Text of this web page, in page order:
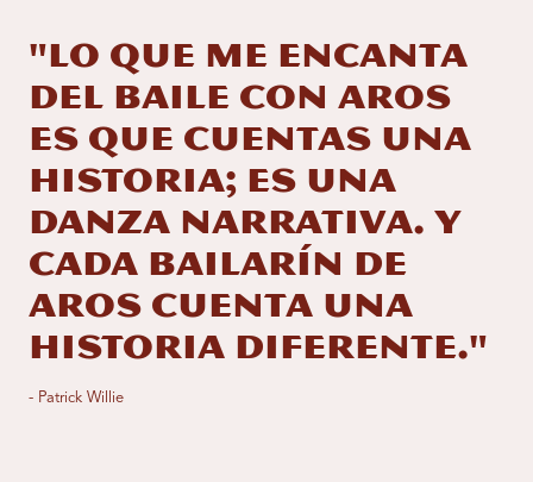
"Lo que me encanta
del baile con aros
es que cuentas una
historia; es una
danza narrativa. Y
cada bailarín de
aros cuenta una
historia diferente."
- Patrick Willie